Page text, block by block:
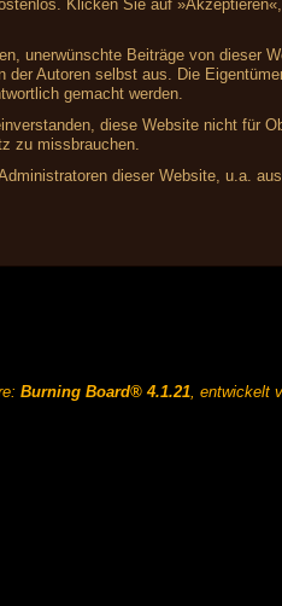
Klicken Sie auf
unerwünschte Beiträge von dieser
Autoren selbst aus. Die
gemacht werden.
diese Website nicht für
zu missbrauchen.
dieser Website, u.a.
Burning Board® 4.1.21, entwickelt